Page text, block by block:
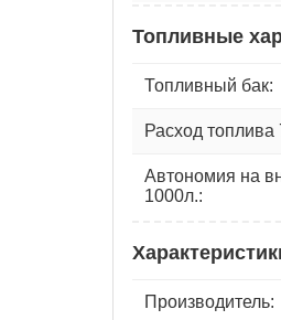
Топливные
Топливный бак:
Расход топлива
Автономия на
1000л.:
Производитель: